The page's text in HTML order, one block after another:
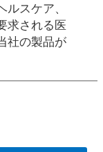
スケア、
求される医
社の製品が